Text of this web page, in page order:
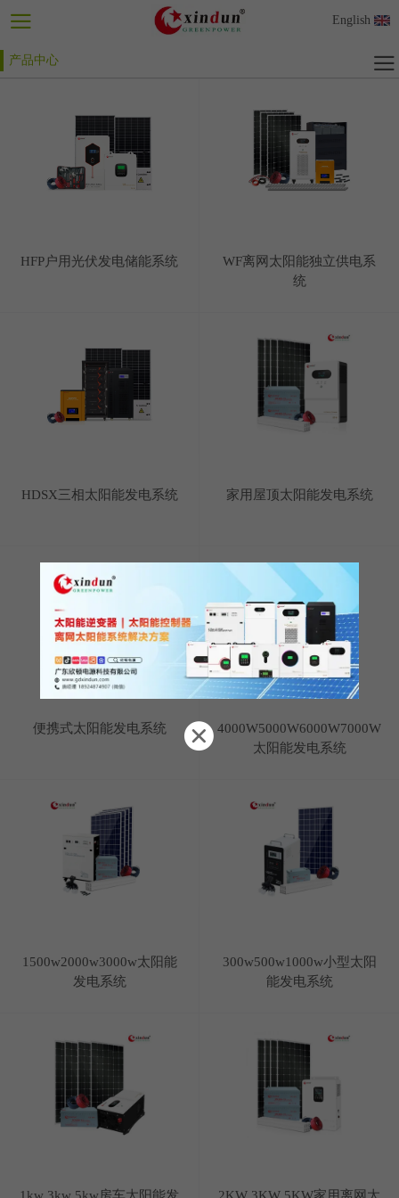
English
产品中心
HFP户用光伏发电储能系统
WF离网太阳能独立供电系
统
HDSX三相太阳能发电系统 家用屋顶太阳能发电系统
便携式太阳能发电系统
4000W5000W6000W7000W
太阳能发电系统
1500w2000w3000w太阳能
发电系统
300w500w1000w小型太阳
能发电系统